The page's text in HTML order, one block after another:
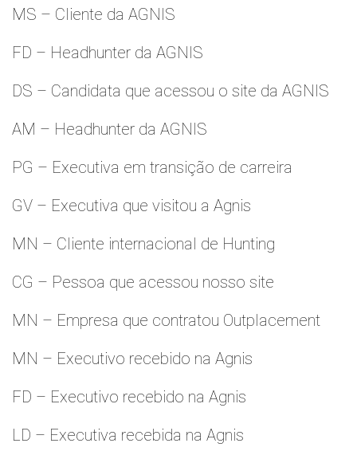
MS – Cliente da AGNIS
FD – Headhunter da AGNIS
DS – Candidata que acessou o site da AGNIS
AM – Headhunter da AGNIS
PG – Executiva em transição de carreira
GV – Executiva que visitou a Agnis
MN – Cliente internacional de Hunting
CG – Pessoa que acessou nosso site
MN – Empresa que contratou Outplacement
MN – Executivo recebido na Agnis
FD – Executivo recebido na Agnis
LD – Executiva recebida na Agnis